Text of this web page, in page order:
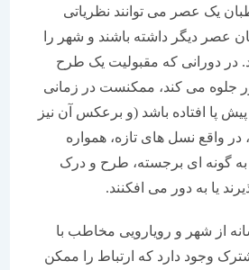
عصر می توانند نظریاتی
دیگر داشته باشند و شهر را
دورانی که مقبولیت یک طرح
می کند، ممکنست در زمانی
باشد (و برعکس آن نیز
نسل های تازه، همواره
ای برجسته، طرح و درک
به دور می افکنند.
شهر و رویارویی مخاطب با
دارد که ارتباط را ممکن